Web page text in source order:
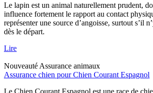
Le lapin est un animal naturellement prudent,
influence fortement le rapport au contact
représenter une source d’angoisse, surtout s’il
dès le départ.
Lire
Nouveauté Assurance animaux
Assurance chien pour Chien Courant Espagnol
Le Chien Courant Espagnol est une race de